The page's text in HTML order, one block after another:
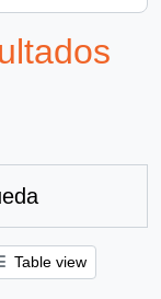
Table view